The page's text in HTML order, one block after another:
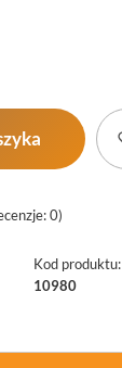
0)
Kod produktu:
10980